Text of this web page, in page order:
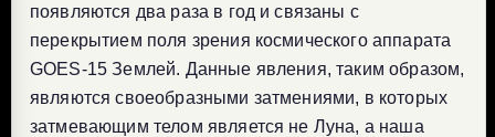
появляются два раза в год и связаны с
перекрытием поля зрения космического аппарата
GOES-15 Землей. Данные явления, таким образом,
являются своеобразными затмениями, в которых
затмевающим телом является не Луна, а наша